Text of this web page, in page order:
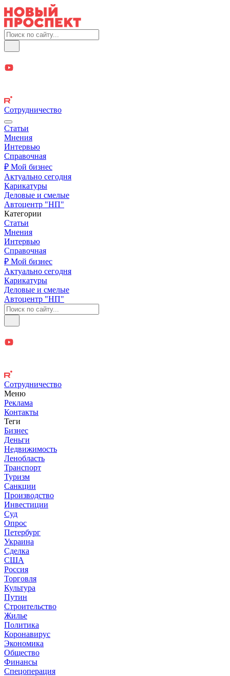
Сотрудничество
Статьи
Мнения
Интервью
Справочная
₽ Мой бизнес
Актуально сегодня
Карикатуры
Деловые и смелые
Автоцентр "НП"
Категории
Статьи
Мнения
Интервью
Справочная
₽ Мой бизнес
Актуально сегодня
Карикатуры
Деловые и смелые
Автоцентр "НП"
Сотрудничество
Меню
Реклама
Контакты
Теги
Бизнес
Деньги
Недвижимость
Ленобласть
Транспорт
Туризм
Санкции
Производство
Инвестиции
Суд
Опрос
Петербург
Украина
Сделка
США
Россия
Торговля
Культура
Путин
Строительство
Жилье
Политика
Коронавирус
Экономика
Общество
Финансы
Спецоперация